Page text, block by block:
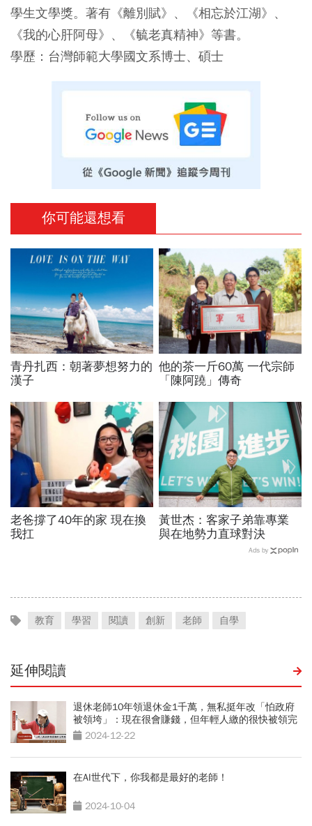
學生文學獎。著有《離別賦》、《相忘於江湖》、
《我的心肝阿母》、《毓老真精神》等書。
學歷：台灣師範大學國文系博士、碩士
你可能還想看
青丹扎西：朝著夢想努力的
漢子
他的茶一斤60萬 一代宗師
「陳阿蹺」傳奇
老爸撐了40年的家 現在換
我扛
黃世杰：客家子弟靠專業
與在地勢力直球對決
Ads by
教育 學習 閱讀 創新 老師 自學
延伸閱讀
退休老師10年領退休金1千萬，無私挺年改「怕政府
被領垮」：現在很會賺錢，但年輕人繳的很快被領完
2024-12-22
在AI世代下，你我都是最好的老師！
2024-10-04